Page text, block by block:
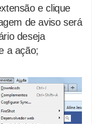
e clique
de aviso será
deseja
a ação;